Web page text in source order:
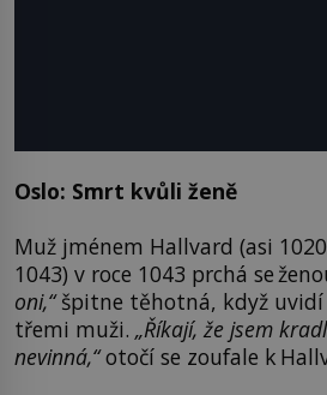
Oslo: Smrt kvůli ženě
Muž jménem Hallvard (asi
1043) v roce 1043 prchá se
oni,“špitne těhotná, když uvidí
třemi muži. „Říkají, že jsem
nevinná,“otočí se zoufale k